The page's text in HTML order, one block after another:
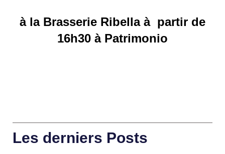
à la Brasserie Ribella à partir de
16h30 à Patrimonio
Les derniers Posts